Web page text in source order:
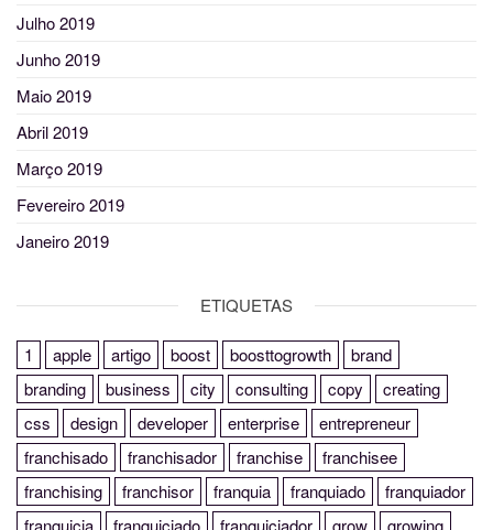
Julho 2019
Junho 2019
Maio 2019
Abril 2019
Março 2019
Fevereiro 2019
Janeiro 2019
ETIQUETAS
1 apple artigo boost boosttogrowth
brand
branding
business city consulting copy
creating
css
design developer enterprise
entrepreneur
franchisado
franchisador franchise
franchisee
franchising
franchisor franquia franquiado
franquiador